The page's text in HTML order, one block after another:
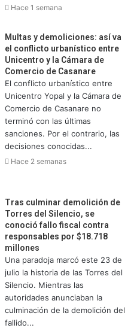
Hace 1 semana
Multas y demoliciones: así va
el conflicto urbanístico entre
Unicentro y la Cámara de
Comercio de Casanare
El conflicto urbanístico entre
Unicentro Yopal y la Cámara de
Comercio de Casanare no
terminó con las últimas
sanciones. Por el contrario, las
decisiones conocidas...
Hace 2 semanas
Tras culminar demolición de
Torres del Silencio, se
conoció fallo fiscal contra
responsables por $18.718
millones
Una paradoja marcó este 23 de
julio la historia de las Torres del
Silencio. Mientras las
autoridades anunciaban la
culminación de la demolición del
fallido...